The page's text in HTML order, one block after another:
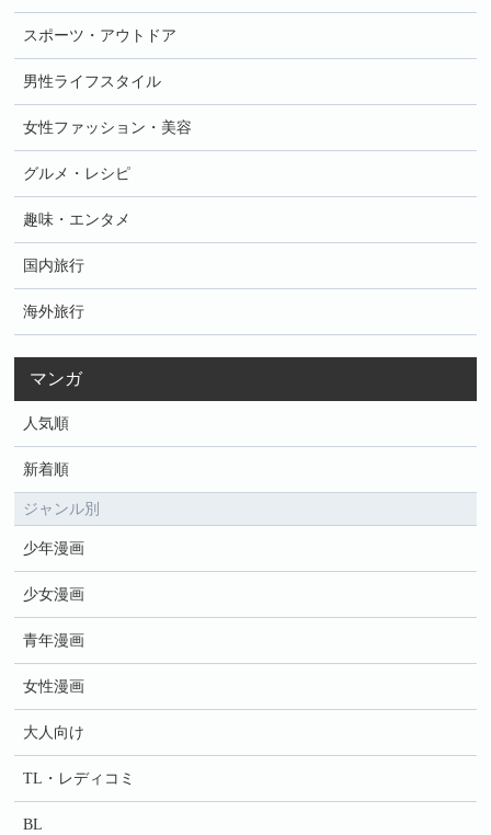
スポーツ・アウトドア
男性ライフスタイル
女性ファッション・美容
グルメ・レシピ
趣味・エンタメ
国内旅行
海外旅行
マンガ
人気順
新着順
ジャンル別
少年漫画
少女漫画
青年漫画
女性漫画
大人向け
TL・レディコミ
BL